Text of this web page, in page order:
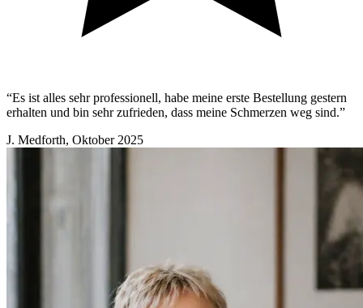
“Es ist alles sehr professionell, habe meine erste Bestellung gestern
erhalten und bin sehr zufrieden, dass meine Schmerzen weg sind.”
J. Medforth, Oktober 2025